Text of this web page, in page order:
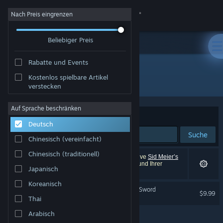
Anmelden
Info
Support
Sprache ändern
Steam-Mobile-App herunterladen
Desktopversion anzeigen
Nach Preis eingrenzen
Beliebiger Preis
Rabatte und Events
Kostenlos spielbare Artikel
verstecken
Auf Sprache beschränken
Deutsch
Chinesisch (vereinfacht)
Chinesisch (traditionell)
Japanisch
Koreanisch
Thai
Arabisch
"Sid Meier's Alpha Centauri"
Sortieren nach Relevanz
Suche
1 Ergebnis entspricht Ihrer Suche. 3 Titel (inklusive Sid Meier’s
Alpha Centauri™ Planetary Pack
) wurden aufgrund Ihrer
Einstellungen ausgeschlossen.
Civilization IV: Beyond the Sword
$9.99